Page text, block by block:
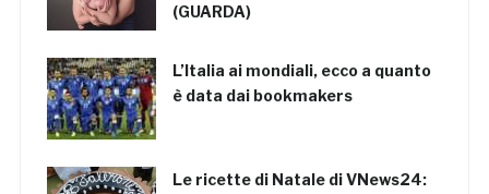
(GUARDA)
L’Italia ai mondiali, ecco a quanto
è data dai bookmakers
Le ricette di Natale di VNews24: